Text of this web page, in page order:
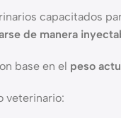
capacitados
de manera
base en el peso
veterinario: